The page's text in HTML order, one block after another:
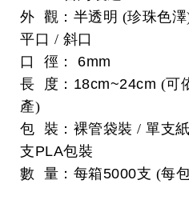
外 觀：半透明 (珍珠色澤
平口 / 斜口
口 徑： 6mm
長 度： 18cm~24cm (可
產)
包 裝：裸管袋裝 / 單支
支PLA包裝
數 量：每箱5000支 (每